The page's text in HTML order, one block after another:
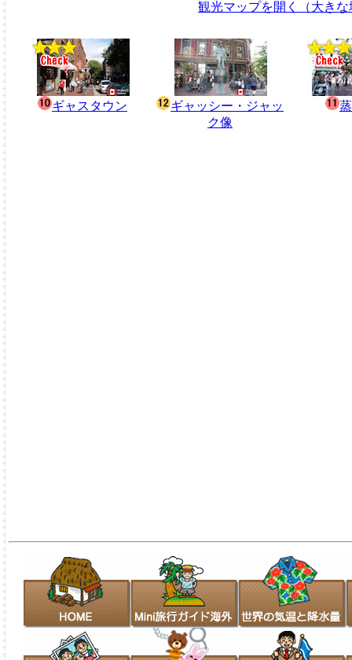
観光マップを開く（大きな
ギャスタウン
ギャッシー・ジャッ
ク像